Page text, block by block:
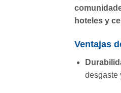
hoteles y
Ventajas
desgaste